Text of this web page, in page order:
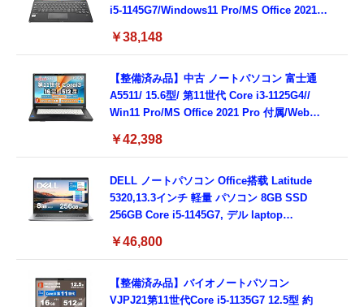
i5-1145G7/Windows11 Pro/MS Office 2021搭
Type-C/360度回転対応/有線静音マウス付
8GB,SSD256GB)
￥38,148
【整備済み品】中古 ノートパソコン 富士通
A5511/ 15.6型/ 第11世代 Core i3-1125G4//
Win11 Pro/MS Office 2021 Pro 付属/Webカ
3.0)/ 有線静音マウス付属/ 180日保証（メモリ
￥42,398
DELL ノートパソコン Office搭载 Latitude
5320,13.3インチ 軽量 パソコン 8GB SSD
256GB Core i5-1145G7, デル laptop
ド付き (整備済み品)
￥46,800
【整備済み品】バイオノートパソコン
VJPJ21第11世代Core i5-1135G7 12.5型 約